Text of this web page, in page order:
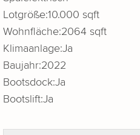
Lotgröße:10.000 sqft
Wohnfläche:2064 sqft
Klimaanlage:Ja
Baujahr:2022
Bootsdock:Ja
Bootslift:Ja